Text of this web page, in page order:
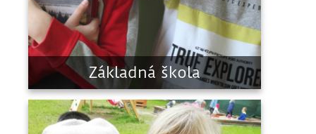
Základná škola